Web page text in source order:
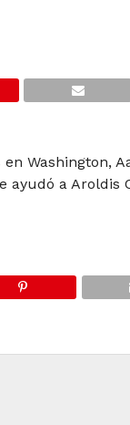
en Washington,
ayudó a Aroldis